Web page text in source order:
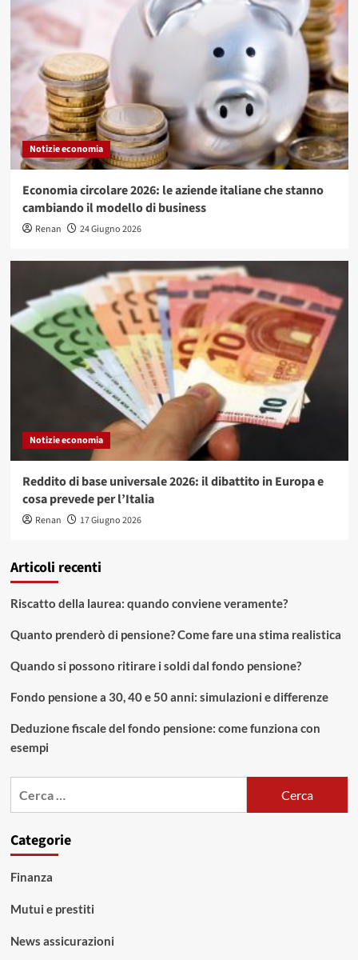
Notizie economia
Economia circolare 2026: le aziende italiane che stanno
cambiando il modello di business
Renan 24 Giugno 2026
Notizie economia
Reddito di base universale 2026: il dibattito in Europa e
cosa prevede per l’Italia
Renan 17 Giugno 2026
Articoli recenti
Riscatto della laurea: quando conviene veramente?
Quanto prenderò di pensione? Come fare una stima realistica
Quando si possono ritirare i soldi dal fondo pensione?
Fondo pensione a 30, 40 e 50 anni: simulazioni e differenze
Deduzione fiscale del fondo pensione: come funziona con
esempi
Categorie
Finanza
Mutui e prestiti
News assicurazioni